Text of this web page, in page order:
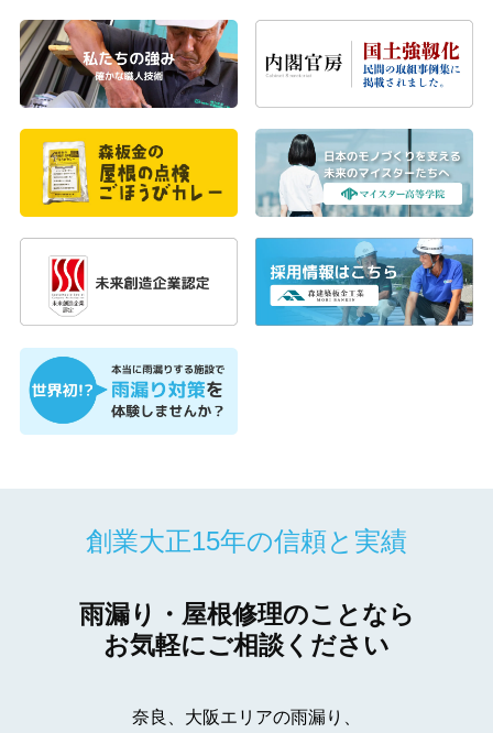
創業大正15年の信頼と実績
雨漏り・屋根修理のことなら
お気軽にご相談ください
奈良、大阪エリアの雨漏り、